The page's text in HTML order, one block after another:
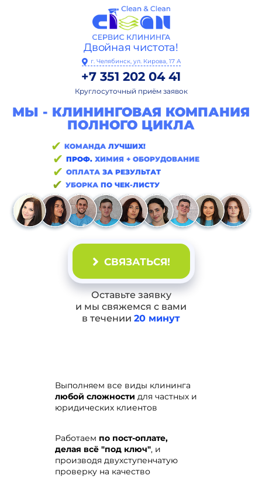
Двойная чистота!
г. Челябинск, ул. Кирова, 17 А
+7 351 202 04 41
Круглосуточный приём заявок
МЫ - КЛИНИНГОВАЯ КОМПАНИЯ
ПОЛНОГО ЦИКЛА
✔ КОМАНДА ЛУЧШИХ!
✔ ПРОФ. ХИМИЯ + ОБОРУДОВАНИЕ
✔ ОПЛАТА ЗА РЕЗУЛЬТАТ
✔ УБОРКА ПО ЧЕК-ЛИСТУ
СВЯЗАТЬСЯ!
Оставьте заявку
и мы свяжемся с вами
в течении 20 минут
Выполняем все виды клининга
любой сложности для частных и
юридических клиентов
Работаем по пост-оплате,
делая всё "под ключ", и
производя двухступенчатую
проверку на качество